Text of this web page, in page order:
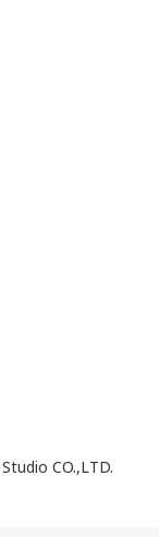
CO.,LTD.